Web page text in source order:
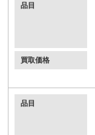
品目
買取価格
品目